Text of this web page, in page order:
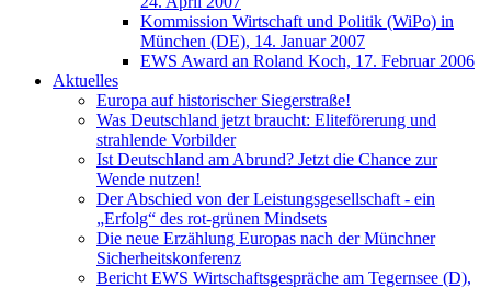
Kommission Wirtschaft und Politik (WiPo) in
München (DE), 14. Januar 2007
EWS Award an Roland Koch, 17. Februar 2006
Aktuelles
Europa auf historischer Siegerstraße!
Was Deutschland jetzt braucht: Eliteförerung und
strahlende Vorbilder
Ist Deutschland am Abrund? Jetzt die Chance zur
Wende nutzen!
Der Abschied von der Leistungsgesellschaft - ein
„Erfolg“ des rot-grünen Mindsets
Die neue Erzählung Europas nach der Münchner
Sicherheitskonferenz
Bericht EWS Wirtschaftsgespräche am Tegernsee (D),